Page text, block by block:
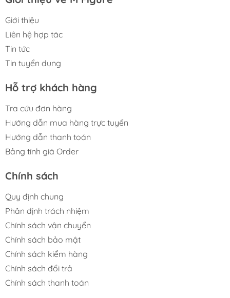
Giới thiệu
Liên hệ hợp tác
Tin tức
Tin tuyển dụng
Hỗ trợ khách hàng
Tra cứu đơn hàng
Hướng dẫn mua hàng trực tuyến
Hướng dẫn thanh toán
Bảng tính giá Order
Chính sách
Quy định chung
Phân định trách nhiệm
Chính sách vận chuyển
Chính sách bảo mật
Chính sách kiểm hàng
Chính sách đổi trả
Chính sách thanh toán